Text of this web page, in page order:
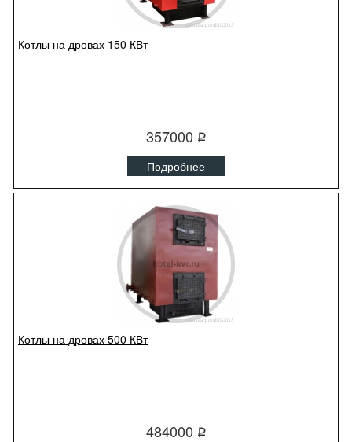
Котлы на дровах 150 КВт
357000 q
Подробнее
Котлы на дровах 500 КВт
484000 q